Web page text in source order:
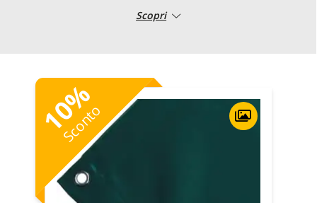
per tettoie e pergolati o per coprire auto, mobilio,
perimetrale o con occhielli sul perimetro per una
semplice messa in posa.
Teloni per gazebi ad alta resistenza ideali per ogni tipo
di applicazione
Scopri
10
%
Sconto